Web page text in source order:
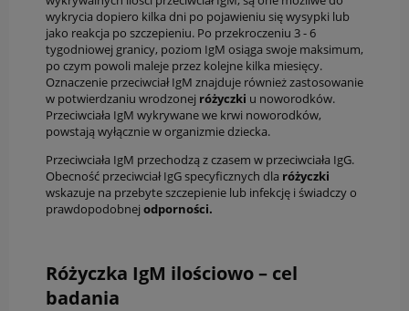
wykrycia dopiero kilka dni po pojawieniu się wysypki lub
jako reakcja po szczepieniu. Po przekroczeniu 3 - 6
tygodniowej granicy, poziom IgM osiąga swoje maksimum,
po czym powoli maleje przez kolejne kilka miesięcy.
Oznaczenie przeciwciał IgM znajduje również zastosowanie
w potwierdzaniu wrodzonej różyczki u noworodków.
Przeciwciała IgM wykrywane we krwi noworodków,
powstają wyłącznie w organizmie dziecka.
Przeciwciała IgM przechodzą z czasem w przeciwciała IgG.
Obecność przeciwciał IgG specyficznych dla różyczki
wskazuje na przebyte szczepienie lub infekcję i świadczy o
prawdopodobnej odporności.
Różyczka IgM ilościowo – cel
badania